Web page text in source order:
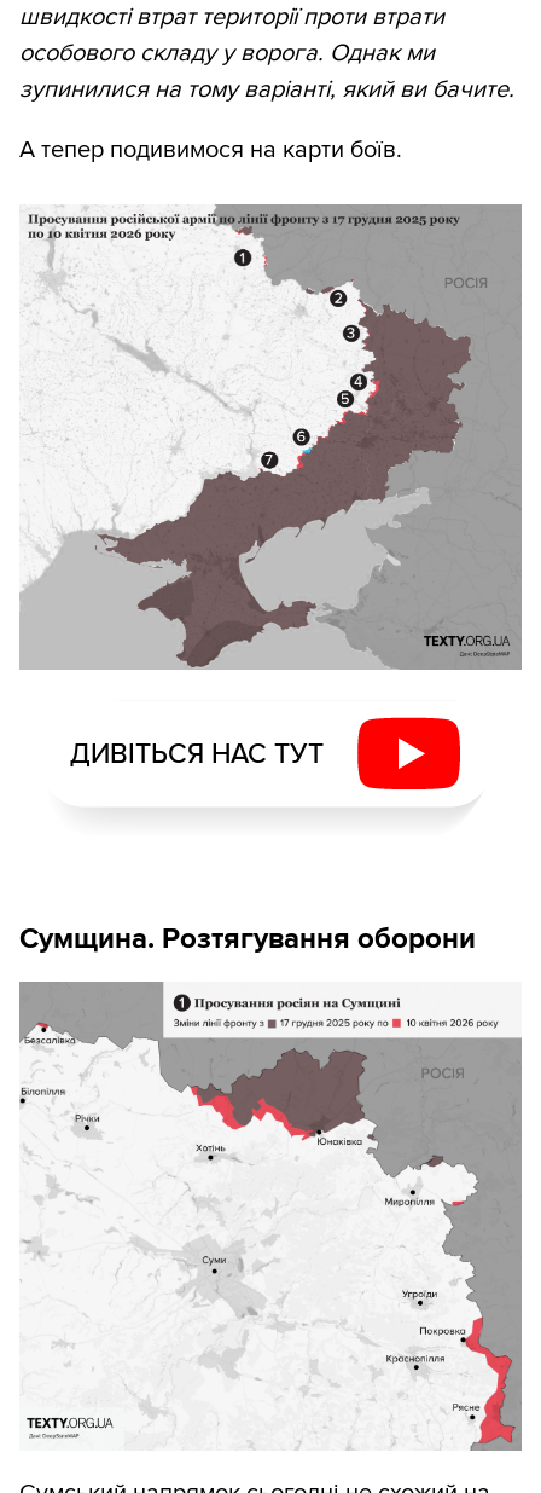
швидкості втрат території проти втрати
особового складу у ворога. Однак ми
зупинилися на тому варіанті, який ви бачите.
А тепер подивимося на карти боїв.
ДИВІТЬСЯ НАС ТУТ
Сумщина. Розтягування оборони